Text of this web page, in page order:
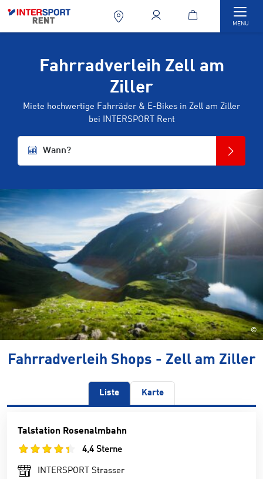
MENU
Fahrradverleih Zell am
Ziller
Miete hochwertige Fahrräder & E-Bikes in Zell am Ziller
bei INTERSPORT Rent
Wann?
©
Fahrradverleih Shops - Zell am Ziller
Liste Karte
Talstation Rosenalmbahn
4,4 Sterne
INTERSPORT Strasser